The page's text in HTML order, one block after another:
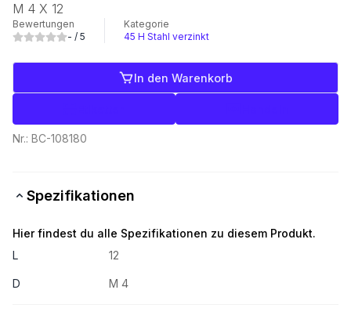
M 4 X 12
Bewertungen
- / 5
Kategorie
45 H Stahl verzinkt
In den Warenkorb
Nr.: BC-108180
Spezifikationen
Hier findest du alle Spezifikationen zu diesem Produkt.
L
12
D M 4